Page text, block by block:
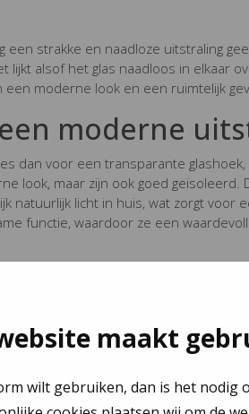
maakt
wilt gebruiken, dan is het nodig
strakke en naadloze uitstraling
alsof het glas naadloos in elkaar
moderne look en een ruimtelijk
moderne
dan voor een transparante
look, maar zijn ook goed geïsoleerd.
natuurlijk licht in huis, wat zorgt voor
functie, waardoor ze een
naar buiten
waarbij de tuin en de woning
naar buiten belemmeren.